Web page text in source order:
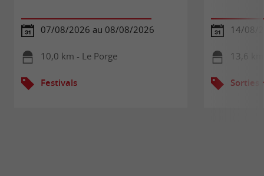
07/08/2026 au 08/08/2026
10,0 km - Le Porge
Festivals
14/08/
13,6
Sorties